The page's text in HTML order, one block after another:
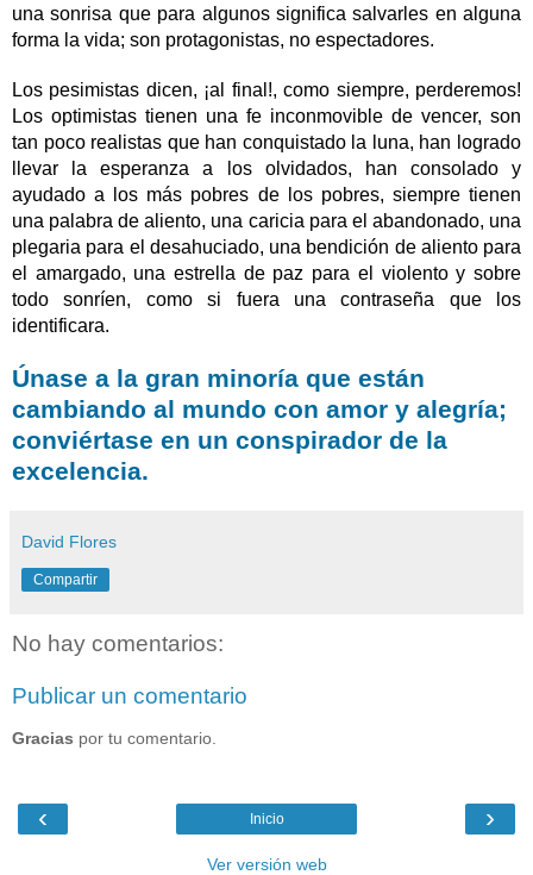
una sonrisa que para algunos significa salvarles en alguna
forma la vida; son protagonistas, no espectadores.
Los pesimistas dicen, ¡al final!, como siempre, perderemos!
Los optimistas tienen una fe inconmovible de vencer, son
tan poco realistas que han conquistado la luna, han logrado
llevar la esperanza a los olvidados, han consolado y
ayudado a los más pobres de los pobres, siempre tienen
una palabra de aliento, una caricia para el abandonado, una
plegaria para el desahuciado, una bendición de aliento para
el amargado, una estrella de paz para el violento y sobre
todo sonríen, como si fuera una contraseña que los
identificara.
Únase a la gran minoría que están
cambiando al mundo con amor y alegría;
conviértase en un conspirador de la
excelencia.
David Flores
Compartir
No hay comentarios:
Publicar un comentario
Gracias por tu comentario.
‹ ›
Inicio
Ver versión web